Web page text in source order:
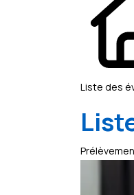
Liste des